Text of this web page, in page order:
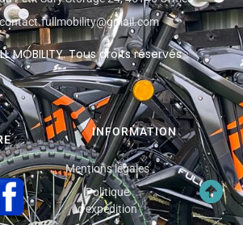
MOBILITY. Tous droits réservés
INFORMATION
Mentions légales
Politique
d'expédition